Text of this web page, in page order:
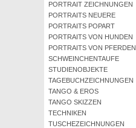
PORTRAIT ZEICHNUNGEN
PORTRAITS NEUERE
PORTRAITS POPART
PORTRAITS VON HUNDEN
PORTRAITS VON PFERDEN
SCHWEINCHENTAUFE
STUDIENOBJEKTE
TAGEBUCHZEICHNUNGEN
TANGO & EROS
TANGO SKIZZEN
TECHNIKEN
TUSCHEZEICHNUNGEN